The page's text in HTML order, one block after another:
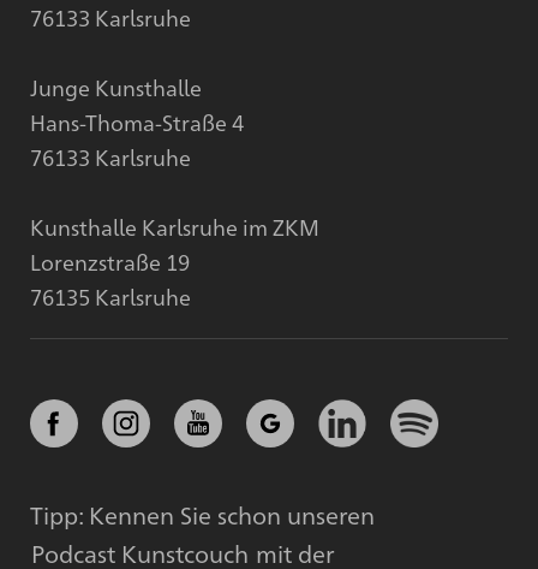
76133 Karlsruhe
Junge Kunsthalle
Hans-Thoma-Straße 4
76133 Karlsruhe
Kunsthalle Karlsruhe im ZKM
Lorenzstraße 19
76135 Karlsruhe
Tipp: Kennen Sie schon unseren
Podcast Kunstcouch mit der